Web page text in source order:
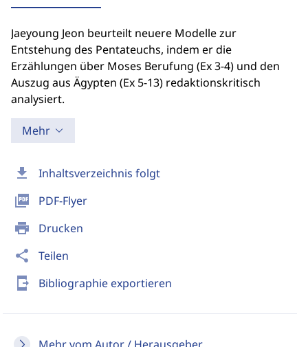
download Inhaltsverzeichnis folgt
picture_as_pdf PDF-Flyer
print Drucken
share Teilen
send_to_mobile Bibliographie exportieren
Jaeyoung Jeon beurteilt neuere Modelle zur
Entstehung des Pentateuchs, indem er die
Erzählungen über Moses Berufung (Ex 3-4) und den
Auszug aus Ägypten (Ex 5-13) redaktionskritisch
analysiert.
Mehr